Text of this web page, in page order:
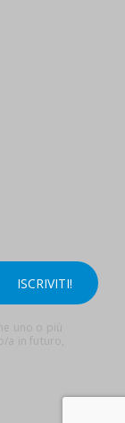
uno o più
a in futuro,